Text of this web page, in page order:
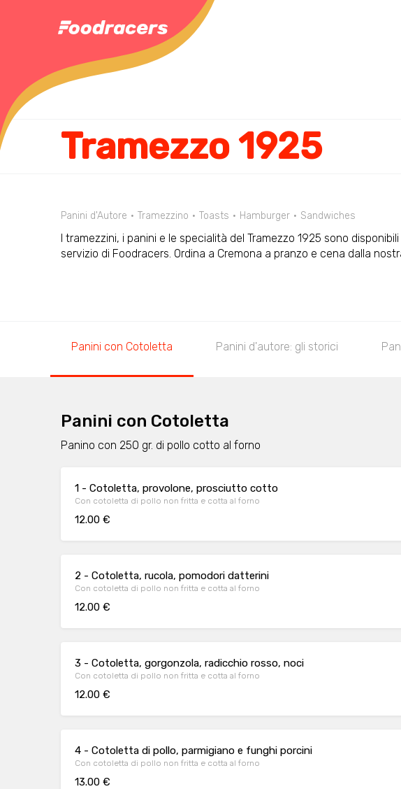
Tramezzo 1925
Panini d'Autore Tramezzino Toasts Hamburger Sandwiches
I tramezzini, i panini e le specialità del Tramezzo 1925 sono
servizio di Foodracers. Ordina a Cremona a pranzo e cena dalla
Panini con Cotoletta Panini d'autore: gli storici
Panini con Cotoletta
Panino con 250 gr. di pollo cotto al forno
1 - Cotoletta, provolone, prosciutto cotto
Con cotoletta di pollo non fritta e cotta al forno
12.00 €
2 - Cotoletta, rucola, pomodori datterini
Con cotoletta di pollo non fritta e cotta al forno
12.00 €
3 - Cotoletta, gorgonzola, radicchio rosso, noci
Con cotoletta di pollo non fritta e cotta al forno
12.00 €
4 - Cotoletta di pollo, parmigiano e funghi porcini
Con cotoletta di pollo non fritta e cotta al forno
13.00 €